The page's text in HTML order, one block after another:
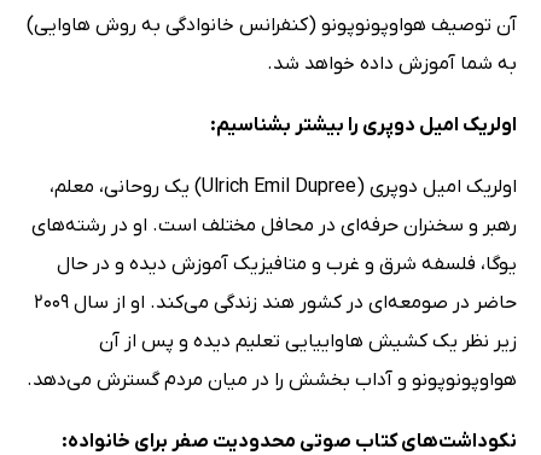
آن توصیف هواوپونوپونو (کنفرانس خانوادگی به روش هاوایی)
به شما آموزش داده خواهد شد.
اولریک امیل دوپری را بیشتر بشناسیم:
اولریک امیل دوپری (Ulrich Emil Dupree) یک روحانی، معلم،
رهبر و سخنران حرفه‌ای در محافل مختلف است. او در رشته‌های
یوگا، فلسفه شرق و غرب و متافیزیک آموزش دیده و در حال
حاضر در صومعه‌ای در کشور هند زندگی می‌کند. او از سال 2009
زیر نظر یک کشیش هاواییایی تعلیم دیده و پس از آن
هواوپونوپونو و آداب بخشش را در میان مردم گسترش می‌دهد.
نکوداشت‌های کتاب صوتی محدودیت صفر برای خانواده: